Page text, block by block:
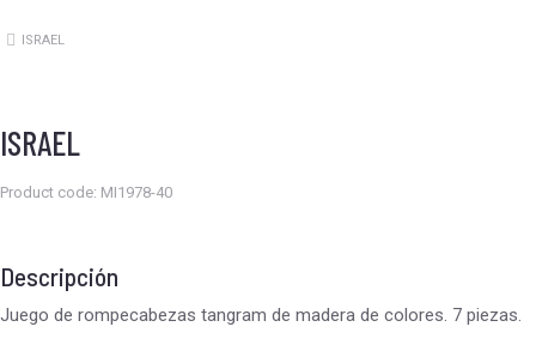
Estás aquí:
ISRAEL
ISRAEL
Product code: MI1978-40
Descripción
Juego de rompecabezas tangram de madera de colores. 7 piezas.